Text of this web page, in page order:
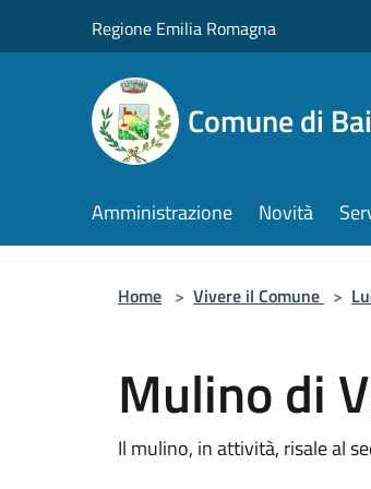
Regione Emilia Romagna
Comune di
Amministrazione Novità
Home > Vivere il Comune >
Mulino di
Il mulino, in attività, risale al